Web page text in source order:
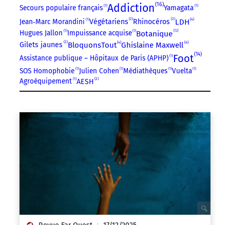
Secours populaire français 1 Addiction 16 Yamagata 1
Jean‑Marc Morandini 1 Végétariens 2 Rhinocéros 2 LDH 4
Hugues Jallon 1 Impuissance acquise 1 Botanique 5
Gilets jaunes 2 BloquonsTout 4 Ghislaine Maxwell 4
Assistance publique – Hôpitaux de Paris (APHP) 1 Foot 14
SOS Homophobie 1 Julien Cohen 1 Médiathèques 1 Vuelta 1
Agroéquipement 1 AESH 2